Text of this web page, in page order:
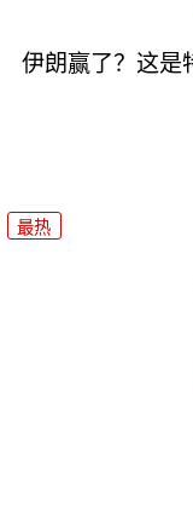
伊朗赢了？这是
最热